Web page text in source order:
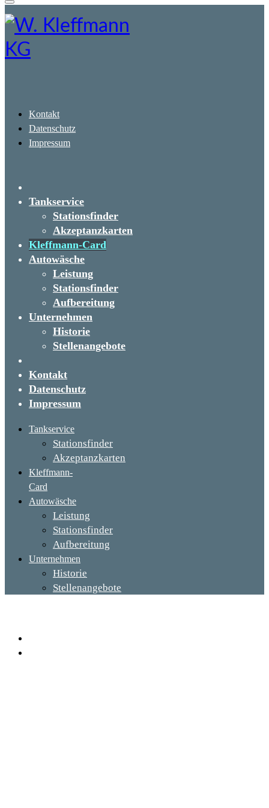
Kontakt
Datenschutz
Impressum
Tankservice
Stationsfinder
Akzeptanzkarten
Kleffmann-Card
Autowäsche
Leistung
Stationsfinder
Aufbereitung
Unternehmen
Historie
Stellenangebote
Kontakt
Datenschutz
Impressum
Tankservice
Stationsfinder
Akzeptanzkarten
Kleffmann-
Card
Autowäsche
Leistung
Stationsfinder
Aufbereitung
Unternehmen
Historie
Stellenangebote